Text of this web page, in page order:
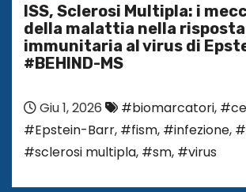
ISS, Sclerosi Multipla: i
della malattia nella risposta
immunitaria al virus di
#BEHIND-MS
Giu 1, 2026 #biomarcatori,
#Epstein-Barr, #fism, #infezione,
#sclerosi multipla, #sm, #virus